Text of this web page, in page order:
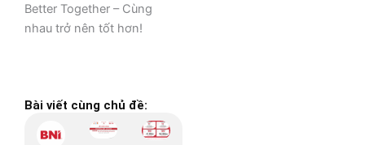
Better Together – Cùng
nhau trở nên tốt hơn!
Bài viết cùng chủ đề: